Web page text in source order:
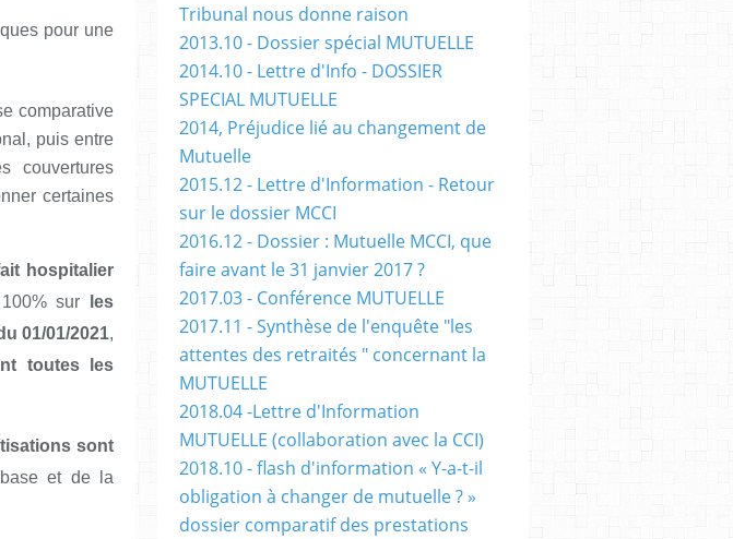
pour une
comparative
puis entre
couvertures
certaines
hospitalier
sur
les
01/01/2021,
toutes les
sont
et de la
Tribunal nous donne raison
2013.10 - Dossier spécial MUTUELLE
2014.10 - Lettre d'Info - DOSSIER
SPECIAL MUTUELLE
2014, Préjudice lié au changement de
Mutuelle
2015.12 - Lettre d'Information - Retour
sur le dossier MCCI
2016.12 - Dossier : Mutuelle MCCI, que
faire avant le 31 janvier 2017 ?
2017.03 - Conférence MUTUELLE
2017.11 - Synthèse de l'enquête "les
attentes des retraités " concernant la
MUTUELLE
2018.04 -Lettre d'Information
MUTUELLE (collaboration avec la CCI)
2018.10 - flash d'information « Y-a-t-il
obligation à changer de mutuelle ? »
dossier comparatif des prestations